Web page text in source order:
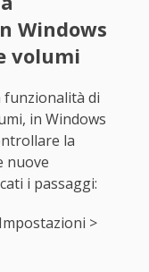
Windows
volumi
di
in Windows
la
nuove
i passaggi:
>